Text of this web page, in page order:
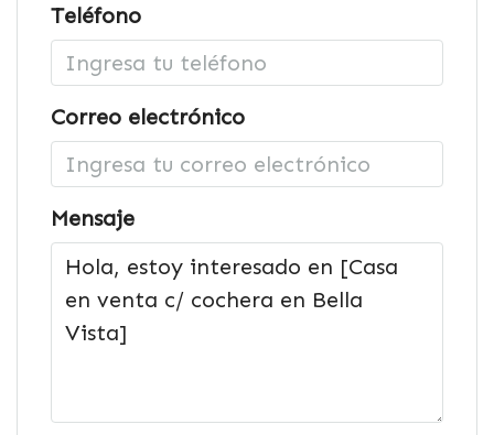
Teléfono
Correo electrónico
Mensaje